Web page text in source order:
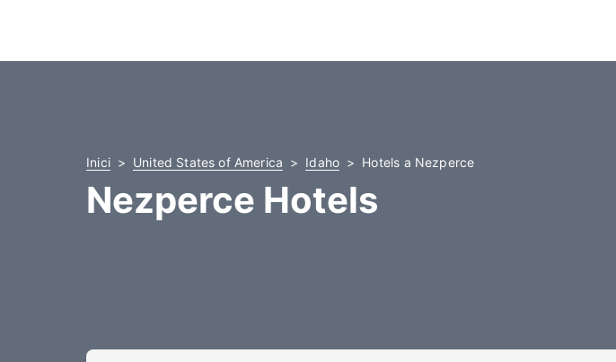
Inici United States of America Idaho Hotels a Nezperce
Nezperce Hotels